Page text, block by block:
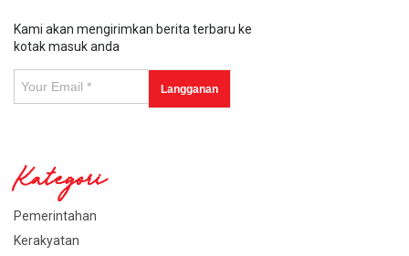
Kami akan mengirimkan berita terbaru ke
kotak masuk anda
Kategori
Pemerintahan
Kerakyatan